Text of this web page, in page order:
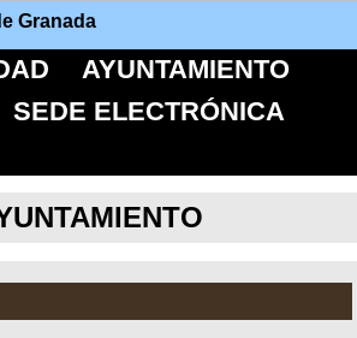
Granada
AYUNTAMIENTO
SEDE ELECTRÓNICA